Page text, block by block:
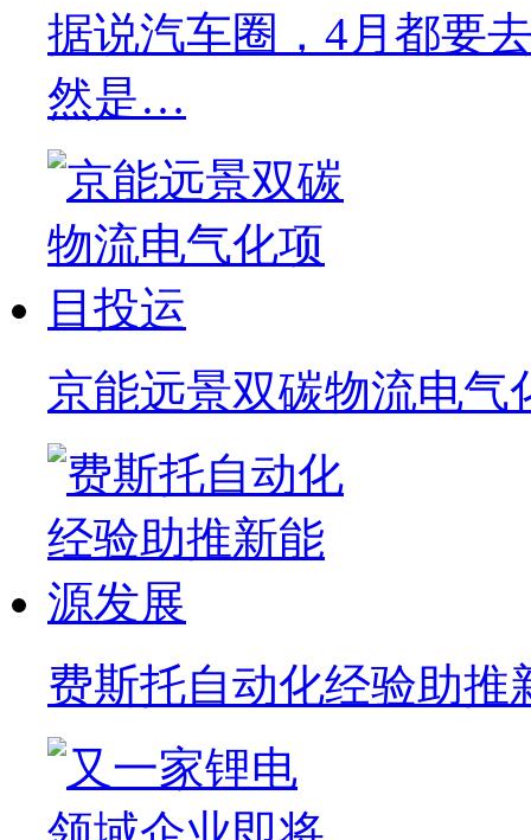
据说汽车圈，4月都要
然是…
京能远景双碳物流电气
费斯托自动化经验助推